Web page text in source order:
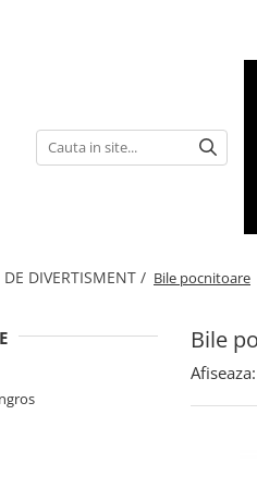
DE DIVERTISMENT / Bile pocnitoare
Bile
Afiseaza: